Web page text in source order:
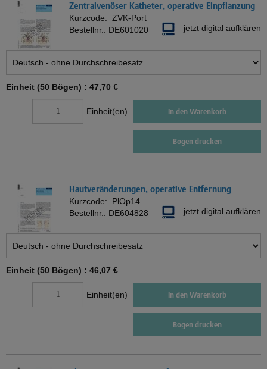
Zentralvenöser Katheter, operative Einpflanzung
Kurzcode: ZVK-Port
Bestellnr.: DE601020 jetzt digital aufklären
Einheit (50 Bögen) : 47,70 €
Einheit(en) In den Warenkorb
Bogen drucken
Hautveränderungen, operative Entfernung
Kurzcode: PlOp14
Bestellnr.: DE604828 jetzt digital aufklären
Einheit (50 Bögen) : 46,07 €
Einheit(en) In den Warenkorb
Bogen drucken